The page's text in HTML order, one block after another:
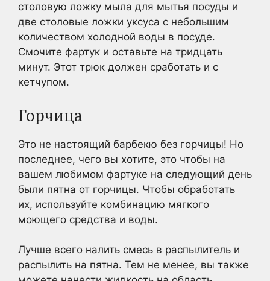
столовую ложку мыла для мытья посуды и
две столовые ложки уксуса с небольшим
количеством холодной воды в посуде.
Смочите фартук и оставьте на тридцать
минут. Этот трюк должен сработать и с
кетчупом.
Горчица
Это не настоящий барбекю без горчицы! Но
последнее, чего вы хотите, это чтобы на
вашем любимом фартуке на следующий день
были пятна от горчицы. Чтобы обработать
их, используйте комбинацию мягкого
моющего средства и воды.
Лучше всего налить смесь в распылитель и
распылить на пятна. Тем не менее, вы также